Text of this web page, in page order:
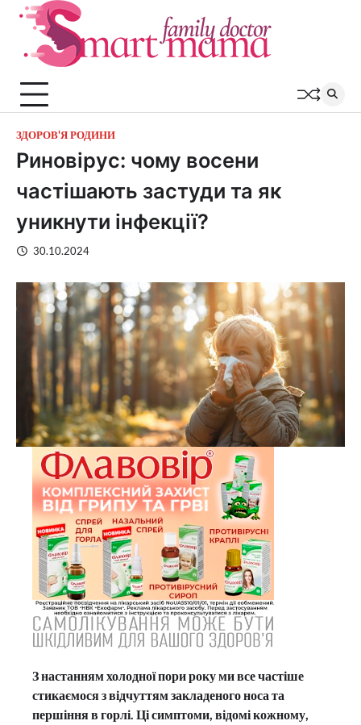
Перейти
ЗДОРОВ'Я РОДИНИ
Риновірус: чому восени
частішають застуди та як
уникнути інфекції?
30.10.2024
З настанням холодної пори року ми все частіше
стикаємося з відчуттям закладеного носа та
першіння в горлі. Ці симптоми, відомі кожному,